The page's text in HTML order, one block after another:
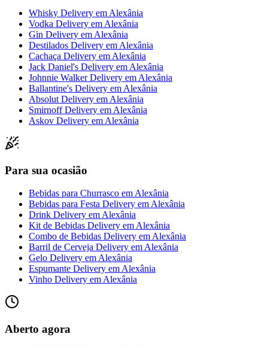
Whisky Delivery em Alexânia
Vodka Delivery em Alexânia
Gin Delivery em Alexânia
Destilados Delivery em Alexânia
Cachaça Delivery em Alexânia
Jack Daniel's Delivery em Alexânia
Johnnie Walker Delivery em Alexânia
Ballantine's Delivery em Alexânia
Absolut Delivery em Alexânia
Smirnoff Delivery em Alexânia
Askov Delivery em Alexânia
Para sua ocasião
Bebidas para Churrasco emAlexânia
Bebidas para Festa Delivery emAlexânia
Drink Delivery emAlexânia
Kit de Bebidas Delivery emAlexânia
Combo de Bebidas Delivery emAlexânia
Barril de Cerveja Delivery emAlexânia
Gelo Delivery emAlexânia
Espumante Delivery emAlexânia
Vinho Delivery emAlexânia
Aberto agora